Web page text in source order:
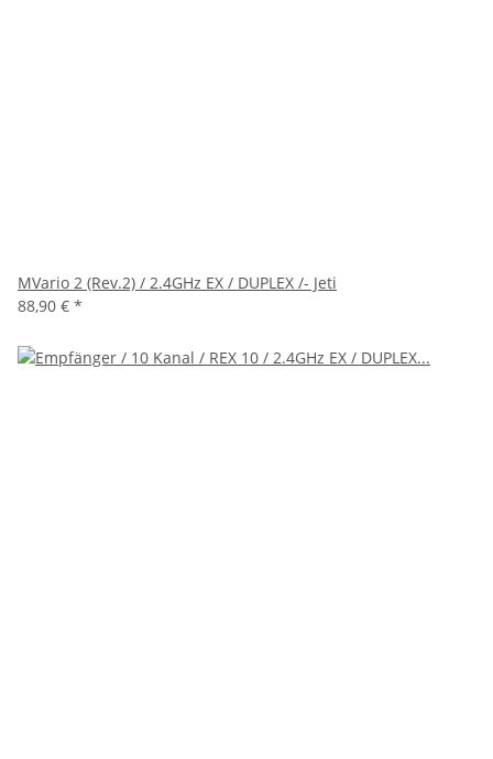
MVario 2 (Rev.2) / 2.4GHz EX / DUPLEX /- Jeti
88,90 € *